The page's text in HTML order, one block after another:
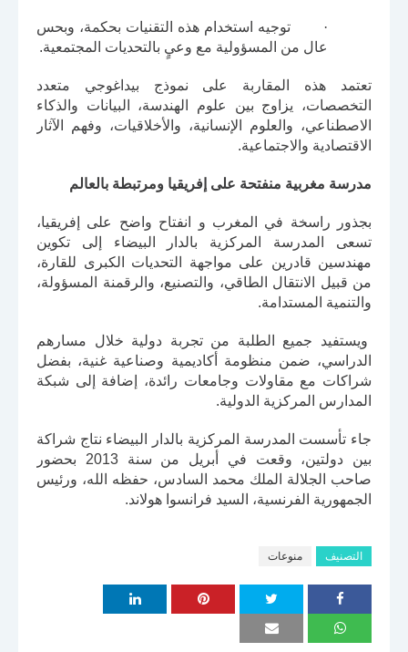
·
توجيه استخدام هذه التقنيات بحكمة، وبحس
عال من المسؤولية مع وعيٍ بالتحديات المجتمعية.
تعتمد هذه المقاربة على نموذج بيداغوجي متعدد
التخصصات، يزاوج بين علوم الهندسة، البيانات والذكاء
الاصطناعي، والعلوم الإنسانية، والأخلاقيات، وفهم الآثار
الاقتصادية والاجتماعية.
مدرسة مغربية منفتحة على إفريقيا ومرتبطة بالعالم
بجذور راسخة في المغرب و انفتاح واضح على إفريقيا،
تسعى المدرسة المركزية بالدار البيضاء إلى تكوين
مهندسين قادرين على مواجهة التحديات الكبرى للقارة،
من قبيل الانتقال الطاقي، والتصنيع، والرقمنة المسؤولة،
والتنمية المستدامة.
ويستفيد جميع الطلبة من تجربة دولية خلال مسارهم
الدراسي، ضمن منظومة أكاديمية وصناعية غنية، بفضل
شراكات مع مقاولات وجامعات رائدة، إضافة إلى شبكة
المدارس المركزية الدولية.
جاء تأسست المدرسة المركزية بالدار البيضاء نتاج شراكة
بين دولتين، وقعت في أبريل من سنة 2013 بحضور
صاحب الجلالة الملك محمد السادس، حفظه الله، ورئيس
الجمهورية الفرنسية، السيد فرانسوا هولاند.
التصنيف منوعات